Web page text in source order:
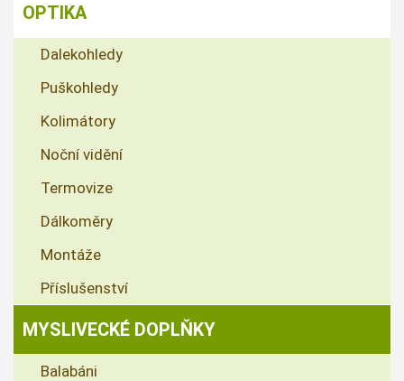
OPTIKA
Dalekohledy
Puškohledy
Kolimátory
Noční vidění
Termovize
Dálkoměry
Montáže
Příslušenství
MYSLIVECKÉ DOPLŇKY
Balabáni